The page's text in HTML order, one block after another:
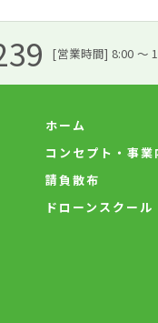
[営業時間] 8:00 〜
ホーム
コンセプト・事業
請負散布
ドローンスクール